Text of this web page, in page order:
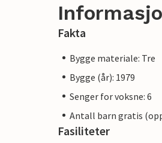
Fakta
Bygge materiale: Tre
Bygge (år): 1979
Senger for voksne: 6
Antall barn gratis
Fasiliteter